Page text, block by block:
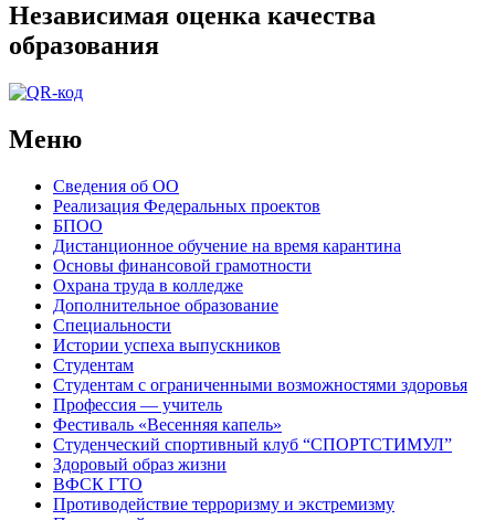
Независимая оценка качества
образования
Меню
Сведения об ОО
Реализация Федеральных проектов
БПОО
Дистанционное обучение на время карантина
Основы финансовой грамотности
Охрана труда в колледже
Дополнительное образование
Специальности
Истории успеха выпускников
Студентам
Студентам с ограниченными возможностями здоровья
Профессия — учитель
Фестиваль «Весенняя капель»
Студенческий спортивный клуб “СПОРТСТИМУЛ”
Здоровый образ жизни
ВФСК ГТО
Противодействие терроризму и экстремизму